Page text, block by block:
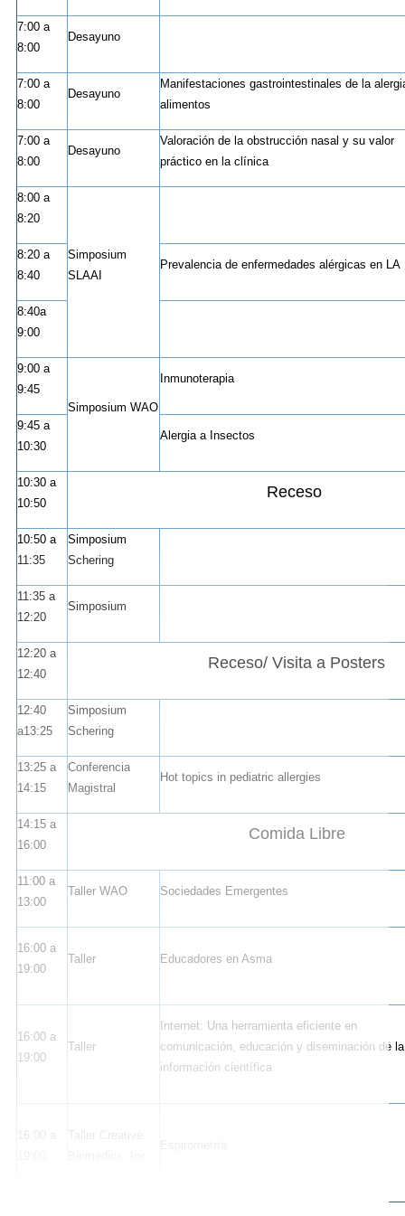
7:00 a
8:00
Desayuno
7:00 a
8:00
Desayuno
Manifestaciones gastrointestinales de la
alimentos
7:00 a
8:00
Desayuno
Valoración de la obstrucción nasal y su valor
práctico en la clínica
8:00 a
8:20
Simposium
SLAAI
8:20 a
8:40
Prevalencia de enfermedades alérgicas en LA
8:40a
9:00
9:00 a
9:45
Simposium WAO
Inmunoterapia
9:45 a
10:30
Alergia a Insectos
10:30 a
10:50
Receso
10:50 a
11:35
Simposium
Schering
11:35 a
12:20
Simposium
12:20 a
12:40
Receso/ Visita a Posters
12:40
a13:25
Simposium
Schering
13:25 a
14:15
Conferencia
Magistral
Hot topics in pediatric allergies
14:15 a
16:00
Comida Libre
11:00 a
13:00
Taller WAO Sociedades Emergentes
16:00 a
19:00
Taller Educadores en Asma
16:00 a
19:00
Taller
Internet: Una herramienta eficiente en
comunicación, educación y diseminación de la
información científica